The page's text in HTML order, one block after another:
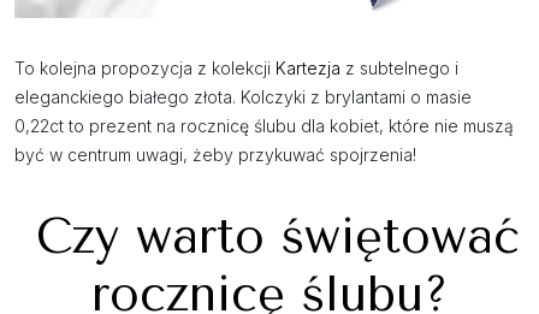
To kolejna propozycja z kolekcji Kartezja z subtelnego i
eleganckiego białego złota. Kolczyki z brylantami o masie
0,22ct to prezent na rocznicę ślubu dla kobiet, które nie muszą
być w centrum uwagi, żeby przykuwać spojrzenia!
Czy warto świętować
rocznicę ślubu?